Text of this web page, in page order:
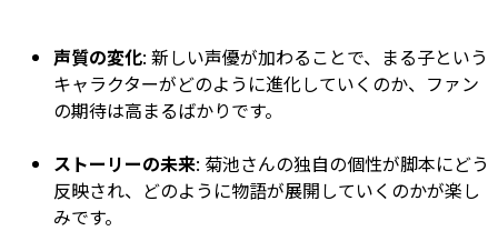
声質の変化: 新しい声優が加わることで、まる子という
キャラクターがどのように進化していくのか、ファン
の期待は高まるばかりです。
ストーリーの未来: 菊池さんの独自の個性が脚本にどう
反映され、どのように物語が展開していくのかが楽し
みです。